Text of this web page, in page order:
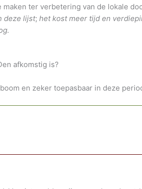
maken ter verbetering van de lokale
deze lijst; het kost meer tijd en
afkomstig is?
en zeker toepasbaar in deze